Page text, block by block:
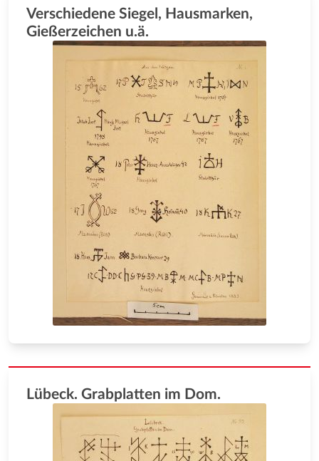
Verschiedene Siegel, Hausmarken,
Gießerzeichen u.ä.
Lübeck. Grabplatten im Dom.